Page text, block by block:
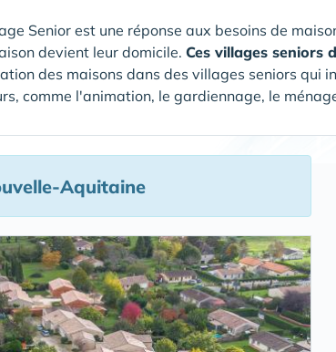
Senior est une réponse aux besoins de
devient leur domicile. Ces villages seniors
des maisons dans des villages seniors qui
comme l'animation, le gardiennage, le
Aquitaine